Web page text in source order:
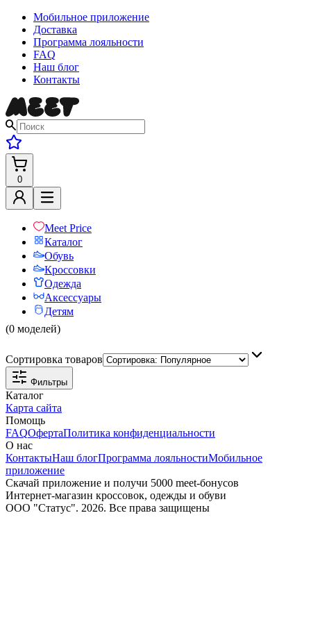
Мобильное приложение
Доставка
Программа лояльности
FAQ
Наш блог
Контакты
0
Meet Price
Каталог
Обувь
Кроссовки
Одежда
Аксессуары
Детям
(0 моделей)
Сортировка товаров
Фильтры
Каталог
Карта сайта
Помощь
FAQОфертаПолитика конфиденциальности
О нас
КонтактыНаш блогПрограмма лояльностиМобильное
приложение
Скачай приложение и получи 5000 meet-бонусов
Интернет-магазин кроссовок, одежды и обуви
ООО "Статус". 2026. Все права защищены